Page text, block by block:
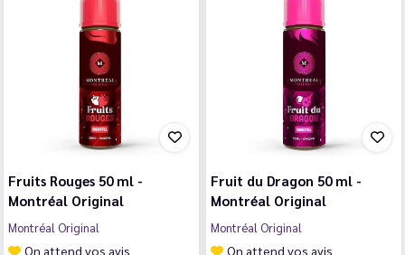
Fruits Rouges 50 ml -
Montréal Original
Montréal Original
On attend vos avis
Fruit du Dragon 50 ml -
Montréal Original
Montréal Original
On attend vos avis